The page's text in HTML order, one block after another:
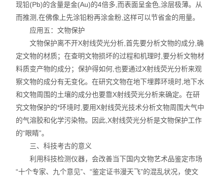
现铅(Pb)的含量是金(Au)的4倍多,而表面呈金色,涂层极薄。从
而推测,在佛像上先涂铅粉再涂金粉,这样可以节省金的用量。
应用五：文物保护
文物保护离不开X射线荧光分析,首先要分析文物的成分,确
定文物的材质；在查明文物损坏的过程和机理时,要分析文物材
料质变产物的成分；保护得如何,也要通过X射线荧光分析来观
察文物的成分有无变化。在研究文物在地下埋葬环境时,地下水
和文物周围的土壤的成分也要靠X射线荧光分析来确定。在研
究文物保护的*环境时,要用X射线荧光技术分析文物周围大气中
的气溶胶和化学污染物。因此,X射线荧光分析是文物保护工作
的“眼睛”。
三、科技考古的意义
利用科技检测仪器，会改善当下国内文物艺术品鉴定市场
“十个专家、九个意见”、“鉴定证书漫天飞”的混乱状况，使文